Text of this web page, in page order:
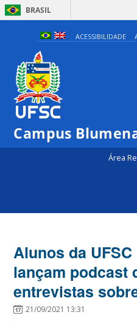
BRASIL
ACESSIBILIDADE
Campus
Área
Alunos da
lançam podcast
entrevistas
21/09/2021 13:31